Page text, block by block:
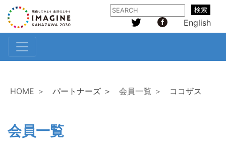
検索
English
HOME ＞ パートナーズ ＞ 会員一覧 ＞ ココザス
会員一覧